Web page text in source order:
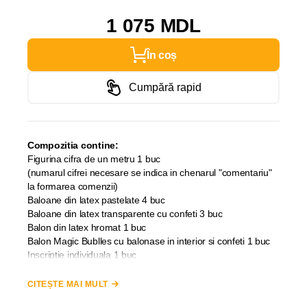
1 075 MDL
În coș
Cumpără rapid
Compozitia contine:
Figurina cifra de un metru 1 buc
(numarul cifrei necesare se indica in chenarul "comentariu"
la formarea comenzii)
Baloane din latex pastelate 4 buc
Baloane din latex transparente cu confeti 3 buc
Balon din latex hromat 1 buc
Balon Magic Bublles cu balonase in interior si confeti 1 buc
Inscriptie individuala 1 buc
formarea comenzii )
CITEȘTE MAI MULT